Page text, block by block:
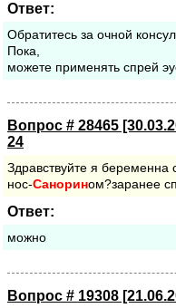
Ответ:
Обратитесь за очной
Пока,
можете применять спрей
Вопрос # 28465
24
Здравствуйте я беременна
нос-Санорином?заранее
Ответ:
можно
Вопрос # 19308